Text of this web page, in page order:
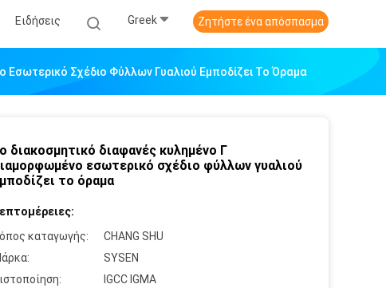
Ειδήσεις Greek Ζητήστε ένα απόσπασμα
Σχέδιο Φύλλων Γυαλιού Εμποδίζει Το Όραμα
διακοσμητικό διαφανές κυλημένο Γ
εσωτερικό σχέδιο φύλλων γυαλιού
το όραμα
καταγωγής:
CHANG SHU
SYSEN
IGCC IGMA